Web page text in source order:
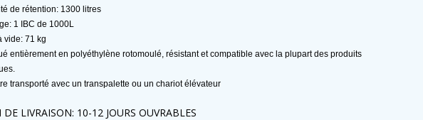
de rétention: 1300 litres
1 IBC de 1000L
vide: 71 kg
entièrement en polyéthylène rotomoulé, résistant et compatible avec la plupart des produits
transporté avec un transpalette ou un chariot élévateur
DE LIVRAISON: 10-12 JOURS OUVRABLES